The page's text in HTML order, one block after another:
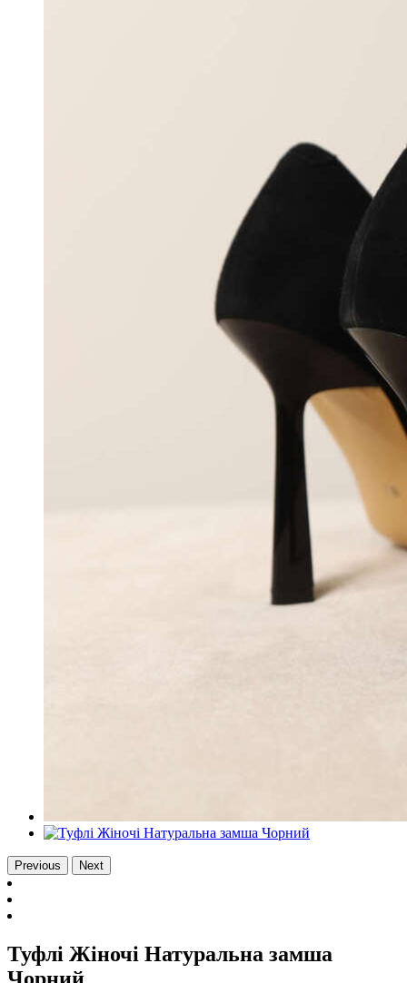
Previous Next
Туфлі Жіночі Натуральна замша